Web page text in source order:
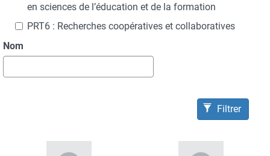
en sciences de l’éducation et de la formation
PRT6 : Recherches coopératives et collaboratives
Nom
Filtrer